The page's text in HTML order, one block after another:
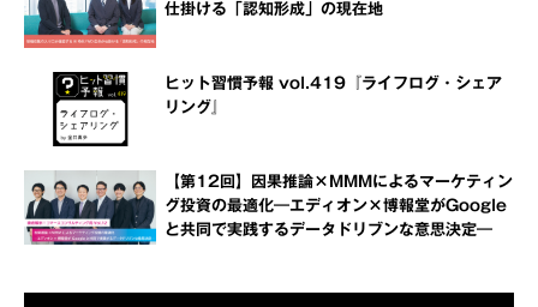
仕掛ける「認知形成」の現在地
ヒット習慣予報 vol.419『ライフログ・シェア
リング』
【第12回】因果推論×MMMによるマーケティン
グ投資の最適化―エディオン×博報堂がGoogle
と共同で実践するデータドリブンな意思決定―